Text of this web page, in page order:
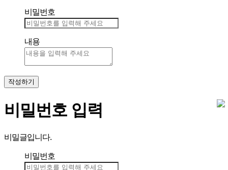
비밀번호
내용
작성하기
비밀번호 입력
비밀글입니다.
비밀번호